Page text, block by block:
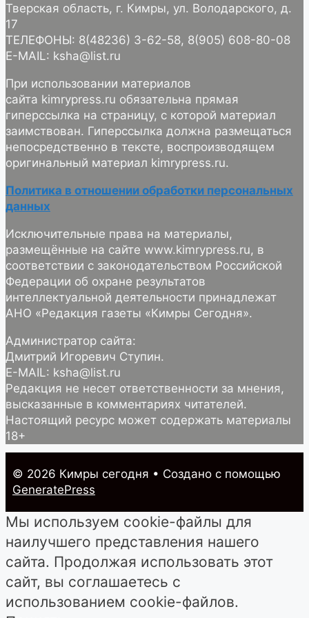
Тверская область, г. Кимры, ул. Володарского, д.
17
ТЕЛЕФОНЫ: 8(48236) 3-62-58, 8(905) 608-80-08
E-MAIL: ksha@list.ru
При использовании материалов
сайта kimrypress.ru обязательна прямая
гиперссылка на страницу, с которой материал
заимствован. Гиперссылка должна размещаться
непосредственно в тексте, воспроизводящем
оригинальный материал kimrypress.ru.
Политика в отношении обработки персональных
данных
Исключительные права на материалы,
размещённые на сайте www.kimrypress.ru, в
соответствии с законодательством Российской
Федерации об охране результатов
интеллектуальной деятельности принадлежат
АНО «Редакция газеты «Кимры Сегодня».
Администратор сайта:
Дмитрий Игоревич Ступин.
E-MAIL: ksha@list.ru
Редакция не несет ответственности за мнения,
высказанные в комментариях читателей.
Настоящий ресурс может содержать материалы
18+
© 2026 Кимры cегодня • Создано с помощью
GeneratePress
Мы используем cookie-файлы для
наилучшего представления нашего
сайта. Продолжая использовать этот
сайт, вы соглашаетесь с
использованием cookie-файлов.